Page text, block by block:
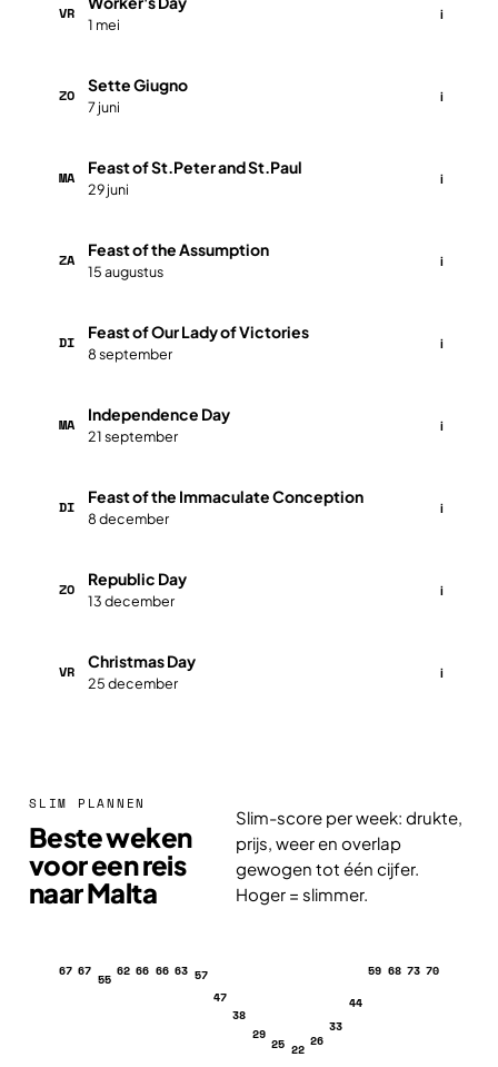
VR
1 mei
i
ZO
​Sette Giugno
7 juni
i
MA
​​​Feast of St.Peter and St.Paul
29 juni
i
ZA
​​​Feast of the Assumption
15 augustus
i
DI
​​​Feast of Our Lady of Victories
8 september
i
MA
​​​Independence Day
21 september
i
DI
​Feast of the Immaculate Conception
8 december
i
ZO
​​​Republic Day
13 december
i
VR
​​​​Christmas Day
25 december
i
SLIM PLANNEN
Beste weken
voor een reis
naar Malta
Slim-score per week: drukte,
prijs, weer en overlap
gewogen tot één cijfer.
Hoger = slimmer.
67 67
55
62 66 66 63 57
47
38
29
25 22
26
33
44
59 68 73 70